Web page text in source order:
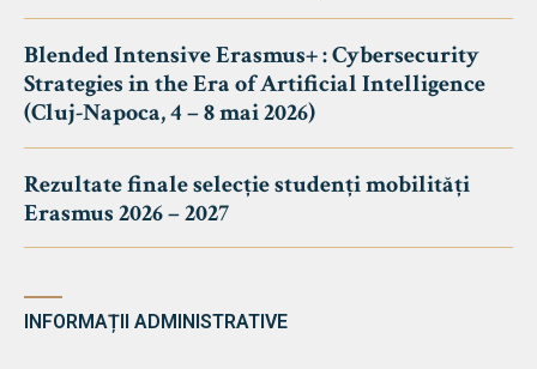
Blended Intensive Erasmus+ : Cybersecurity
Strategies in the Era of Artificial Intelligence
(Cluj-Napoca, 4 – 8 mai 2026)
Rezultate finale selecție studenți mobilități
Erasmus 2026 – 2027
INFORMAȚII ADMINISTRATIVE